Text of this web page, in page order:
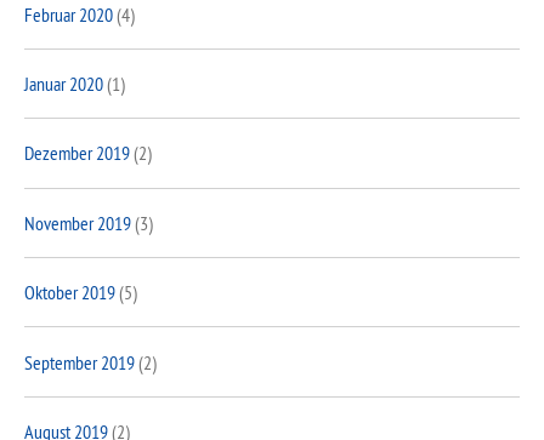
Februar 2020(4)
Januar 2020(1)
Dezember 2019(2)
November 2019(3)
Oktober 2019(5)
September 2019(2)
August 2019(2)